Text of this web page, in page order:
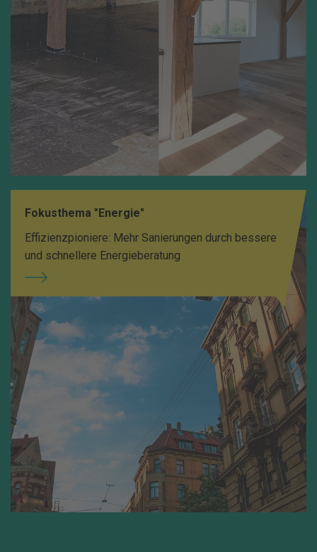
Fokusthema "Energie"
Effizienzpioniere: Mehr Sanierungen durch bessere
und schnellere Energieberatung